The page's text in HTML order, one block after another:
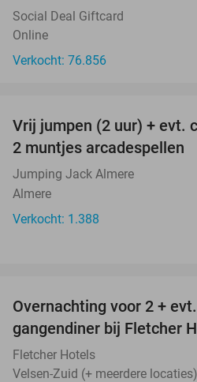
Social Deal Giftcard
Online
Verkocht: 76.856
Vrij jumpen (2 uur) + evt.
2 muntjes arcadespellen
Jumping Jack Almere
Almere
Verkocht: 1.388
Overnachting voor 2 +
gangendiner bij Fletcher
Fletcher Hotels
Velsen-Zuid (+ meerdere